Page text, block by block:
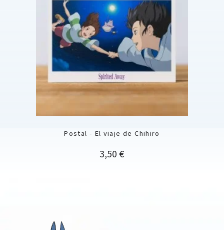
Postal - El viaje de Chihiro
Precio
3,50 €